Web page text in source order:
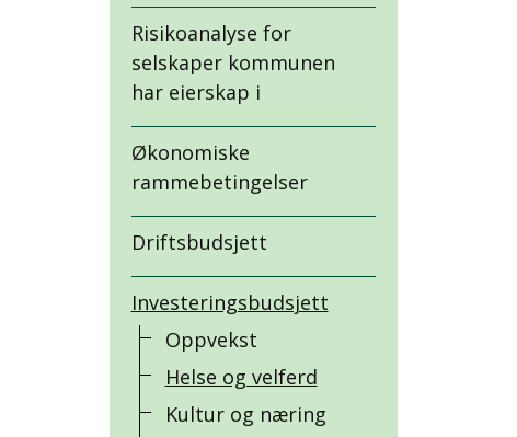
Risikoanalyse for
selskaper kommunen
har eierskap i
Økonomiske
rammebetingelser
Driftsbudsjett
Investeringsbudsjett
Oppvekst
Helse og velferd
Kultur og næring